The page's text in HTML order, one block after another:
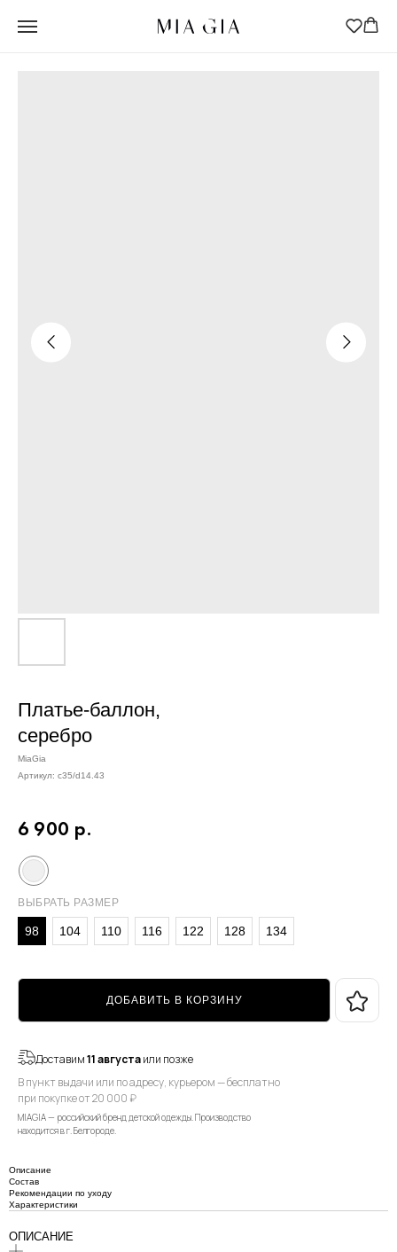
Платье-баллон,
серебро
MiaGia
Артикул: c35/d14.43
6 900 р.
ВЫБРАТЬ РАЗМЕР
98 104 110 116 122 128 134
ДОБАВИТЬ В КОРЗИНУ
Доставим11 августаили позже
В пункт выдачи или по адресу, курьером — бесплатно
при покупке от 20 000 ₽
MIAGIA — российский бренд детской одежды. Производство
находится в г. Белгороде.
Описание
Состав
Рекомендации по уходу
Характеристики
ОПИСАНИЕ